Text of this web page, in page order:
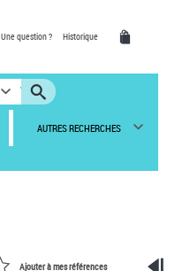
Une question ? Historique
AUTRES RECHERCHES
Ajouter à mes références